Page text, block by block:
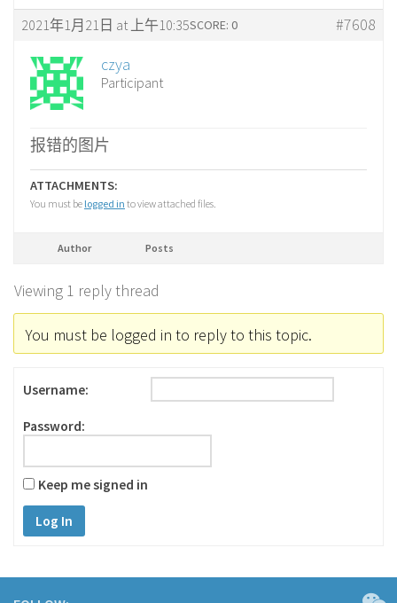
2021年1月21日 at 上午10:35 #7608
SCORE: 0
czya
Participant
报错的图片
ATTACHMENTS:
You must be logged in to view attached files.
Author Posts
Viewing 1 reply thread
You must be logged in to reply to this topic.
Username:
Password:
Keep me signed in
Log In